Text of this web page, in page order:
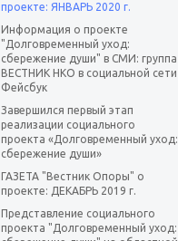
проекте: ЯНВАРЬ 2020 г.
Информация о проекте
"Долговременный уход:
сбережение души" в СМИ: группа
ВЕСТНИК НКО в социальной сети
Фейсбук
Завершился первый этап
реализации социального
проекта «Долговременный уход:
сбережение души»
ГАЗЕТА "Вестник Опоры" о
проекте: ДЕКАБРЬ 2019 г.
Представление социального
проекта "Долговременный уход: